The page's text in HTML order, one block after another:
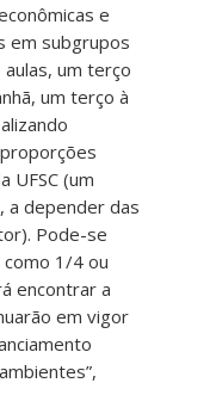
e
em subgrupos
um terço
um terço à
UFSC (um
a depender das
Pode-se
1/4 ou
encontrar a
em vigor